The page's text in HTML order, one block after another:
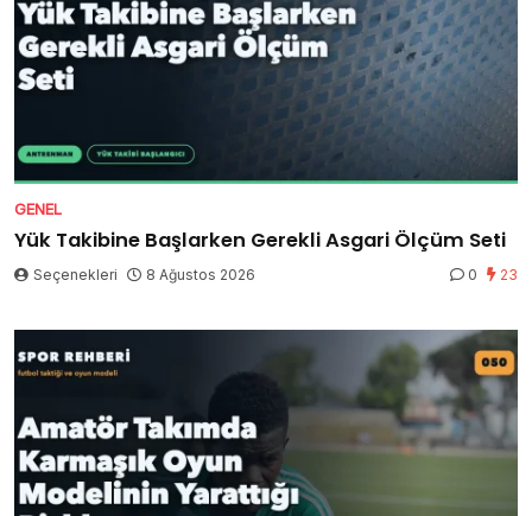
GENEL
Yük Takibine Başlarken Gerekli Asgari Ölçüm Seti
Seçenekleri 8 Ağustos 2026 0 23